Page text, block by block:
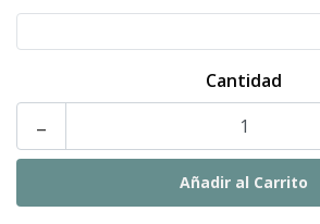
Cantidad
-